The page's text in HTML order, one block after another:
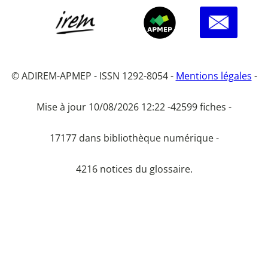
© ADIREM-APMEP - ISSN 1292-8054 - Mentions légales -
Mise à jour 10/08/2026 12:22 -42599 fiches -
17177 dans bibliothèque numérique -
4216 notices du glossaire.